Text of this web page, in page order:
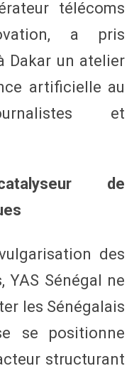
télécoms
a pris
Dakar un atelier
artificielle au
et
de
des
YAS Sénégal ne
les Sénégalais
se positionne
structurant